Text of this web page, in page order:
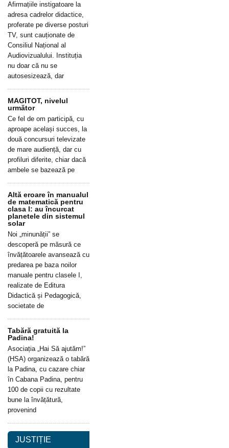
Afirmațiile instigatoare la
adresa cadrelor didactice,
proferate pe diverse posturi
TV, sunt cauționate de
Consiliul Național al
Audiovizualului. Instituția
nu doar că nu se
autosesizează, dar
MAGITOT, nivelul
următor
Ce fel de om participă, cu
aproape același succes, la
două concursuri televizate
de mare audiență, dar cu
profiluri diferite, chiar dacă
ambele se bazează pe
Altă eroare în manualul
de matematică pentru
clasa I: au încurcat
planetele din sistemul
solar
Noi „minunății” se
descoperă pe măsură ce
învățătoarele avansează cu
predarea pe baza noilor
manuale pentru clasele I,
realizate de Editura
Didactică și Pedagogică,
societate de
Tabără gratuită la
Padina!
Asociația „Hai Să ajutăm!”
(HSA) organizează o tabără
la Padina, cu cazare chiar
în Cabana Padina, pentru
100 de copii cu rezultate
bune la învățătură,
provenind
JUSTIȚIE